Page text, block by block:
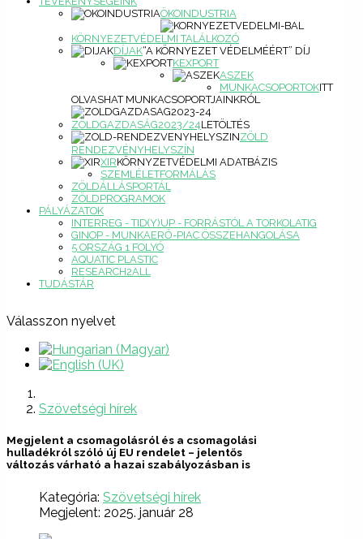
ÖKOINDUSTRIA
KÖRNYEZETVÉDELMI TALÁLKOZÓ
DÍJAK“A KÖRNYEZET VÉDELMÉÉRT” DÍJ
KEXPORT
ASZEK
MUNKACSOPORTOKITT
OLVASHAT MUNKACSOPORTJAINKRÓL
ZÖLDGAZDASÁG2023/24LETÖLTÉS
ZÖLD
RENDEZVÉNYHELYSZÍN
XIRKÖRNYZETVÉDELMI ADATBÁZIS
SZEMLÉLETFORMÁLÁS
ZÖLDÁLLÁSPORTÁL
ZÖLDPROGRAMOK
PÁLYÁZATOK
INTERREG - TID(Y)UP - FORRÁSTÓL A TORKOLATIG
GINOP - MUNKAERŐ-PIAC ÖSSZEHANGOLÁSA
5 ORSZÁG 1 FOLYÓ
AQUATIC PLASTIC
RESEARCH2ALL
TUDÁSTÁR
Válasszon nyelvet
Szövetségi hírek
Megjelent a csomagolásról és a csomagolási
hulladékról szóló új EU rendelet – jelentős
változás várható a hazai szabályozásban is
Kategória: Szövetségi hírek
Megjelent: 2025. január 28